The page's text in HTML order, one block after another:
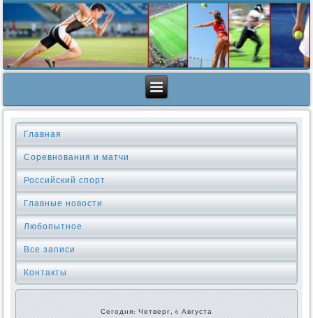
Главная
Соревнования и матчи
Российский спорт
Главные новости
Любопытное
Все записи
Контакты
Сегодня: Четверг, 6 Августа